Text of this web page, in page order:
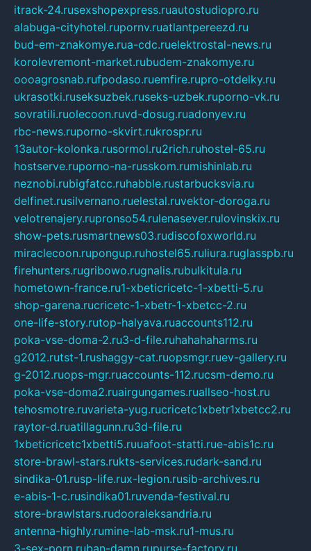
itrack-24.rusexshopexpress.ruautostudiopro.ru
alabuga-cityhotel.rupornv.ruatlantpereezd.ru
bud-em-znakomye.rua-cdc.ruelektrostal-news.ru
korolevremont-market.rubudem-znakomye.ru
oooagrosnab.rufpodaso.ruemfire.rupro-otdelky.ru
ukrasotki.ruseksuzbek.ruseks-uzbek.ruporno-vk.ru
sovratili.ruolecoon.ruvd-dosug.ruadonyev.ru
rbc-news.ruporno-skvirt.rukrospr.ru
13autor-kolonka.rusormol.ru2rich.ruhostel-65.ru
hostserve.ruporno-na-russkom.rumishinlab.ru
neznobi.rubigfatcc.ruhabble.rustarbucksvia.ru
delfinet.rusilvernano.ruelestal.ruvektor-doroga.ru
velotrenajery.rupronso54.rulenasever.rulovinskix.ru
show-pets.rusmartnews03.rudiscofoxworld.ru
miraclecoon.rupongup.ruhostel65.ruliura.ruglasspb.ru
firehunters.rugribowo.rugnalis.rubulkitula.ru
hometown-france.ru1-xbeticricetc-1-xbetti-5.ru
shop-garena.rucricetc-1-xbetr-1-xbetcc-2.ru
one-life-story.rutop-halyava.ruaccounts112.ru
poka-vse-doma-2.ru3-d-file.ruhahahaharms.ru
g2012.rutst-1.rushaggy-cat.ruopsmgr.ruev-gallery.ru
g-2012.ruops-mgr.ruaccounts-112.rucsm-demo.ru
poka-vse-doma2.ruairgungames.ruallseo-host.ru
tehosmotre.ruvarieta-yug.rucricetc1xbetr1xbetcc2.ru
raytor-d.ruatillagunn.ru3d-file.ru
1xbeticricetc1xbetti5.ruuafoot-statti.rue-abis1c.ru
store-brawl-stars.rukts-services.rudark-sand.ru
sindika-01.rusp-life.rux-legion.rusib-archives.ru
e-abis-1-c.rusindika01.ruvenda-festival.ru
store-brawlstars.rudooraleksandria.ru
antenna-highly.rumine-lab-msk.ru1-mus.ru
3-sex-porn.ruban-damn.rupurse-factory.ru